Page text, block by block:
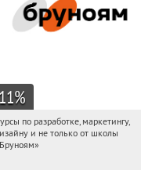
%
21:38:38
Получи первым!
по разработке, маркетингу,
и не только от школы